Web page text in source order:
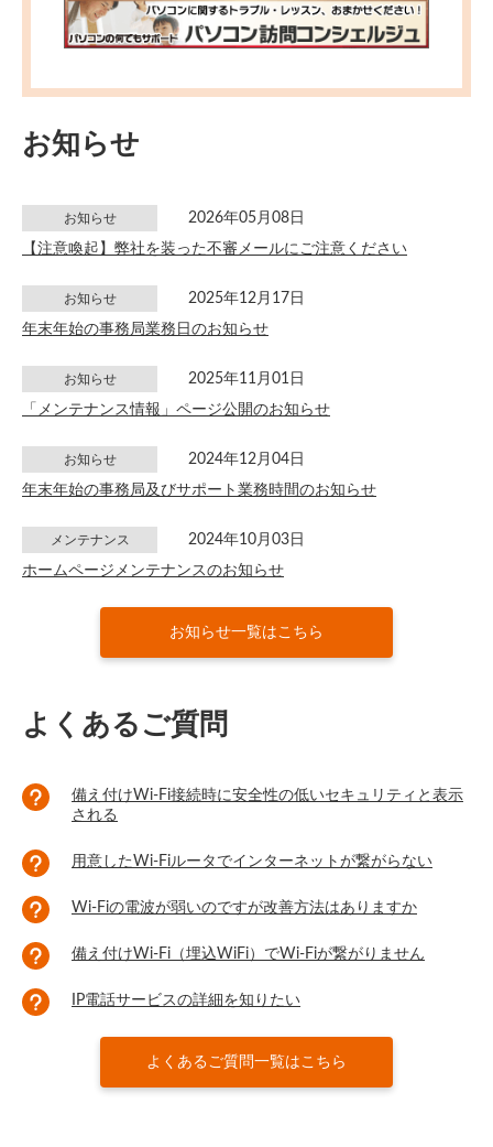
お知らせ
お知らせ
2026年05月08日
【注意喚起】弊社を装った不審メールにご注意ください
お知らせ
2025年12月17日
年末年始の事務局業務日のお知らせ
お知らせ
2025年11月01日
「メンテナンス情報」ページ公開のお知らせ
お知らせ
2024年12月04日
年末年始の事務局及びサポート業務時間のお知らせ
メンテナンス
2024年10月03日
ホームページメンテナンスのお知らせ
お知らせ一覧はこちら
よくあるご質問
備え付けWi-Fi接続時に安全性の低いセキュリティと表示
される
用意したWi-Fiルータでインターネットが繋がらない
Wi-Fiの電波が弱いのですが改善方法はありますか
備え付けWi-Fi（埋込WiFi）でWi-Fiが繋がりません
IP電話サービスの詳細を知りたい
よくあるご質問一覧はこちら